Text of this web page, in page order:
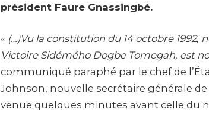
président Faure Gnassingbé.
« (…)Vu la constitution du 14 octobre
Victoire Sidémého Dogbe Tomegah, est
communiqué paraphé par le chef de
Johnson, nouvelle secrétaire générale
venue quelques minutes avant celle du